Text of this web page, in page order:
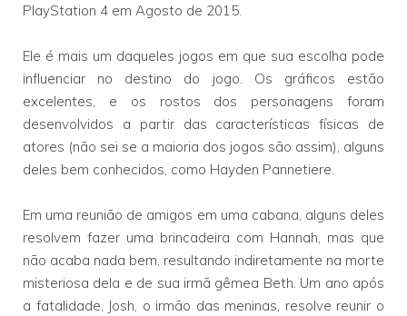
PlayStation 4 em Agosto de 2015.
Ele é mais um daqueles jogos em que sua escolha pode
influenciar no destino do jogo. Os gráficos estão
excelentes, e os rostos dos personagens foram
desenvolvidos a partir das características físicas de
atores (não sei se a maioria dos jogos são assim), alguns
deles bem conhecidos, como Hayden Pannetiere.
Em uma reunião de amigos em uma cabana, alguns deles
resolvem fazer uma brincadeira com Hannah, mas que
não acaba nada bem, resultando indiretamente na morte
misteriosa dela e de sua irmã gêmea Beth. Um ano após
a fatalidade, Josh, o irmão das meninas, resolve reunir o